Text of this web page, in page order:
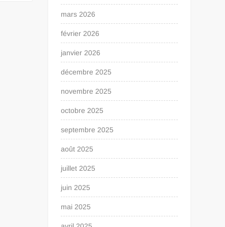
mars 2026
février 2026
janvier 2026
décembre 2025
novembre 2025
octobre 2025
septembre 2025
août 2025
juillet 2025
juin 2025
mai 2025